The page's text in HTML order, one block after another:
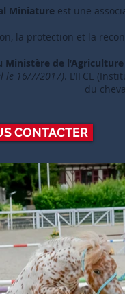
Miniature est une
la protection et la
Ministère de l’Agriculture
le 16/7/2017). L’IFCE
du
CONTACTER